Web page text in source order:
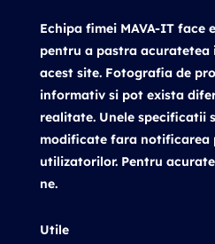
Echipa fimei MAVA-IT face
pentru a pastra
acest site. Fotografia de
informativ si pot exista
realitate. Unele specificatii
modificate fara notificarea
utilizatorilor. Pentru
ne.
Utile